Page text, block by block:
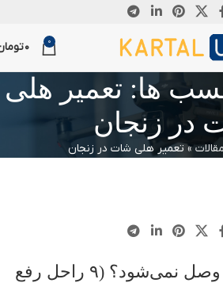
0
0
ها: تعمیر هلی
در زنجان
»تعمیر هلی شات در زنجان
چرا پهپاد به کنترلر وصل نمی‌شود؟ (۹ راحل رفع